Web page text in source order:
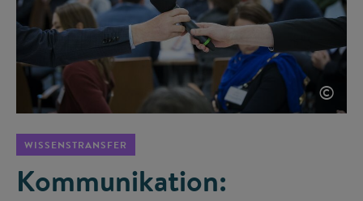
©
WISSENSTRANSFER
Kommunikation: